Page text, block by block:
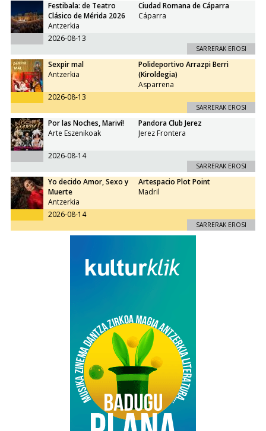
Festibala: de Teatro
Clásico de Mérida 2026
Antzerkia
Ciudad Romana de Cáparra
Cáparra
2026-08-13
SARRERAK EROSI
Sexpir mal
Antzerkia
Polideportivo Arrazpi Berri
(Kiroldegia)
Asparrena
2026-08-13
SARRERAK EROSI
Por las Noches, Mariví!
Arte Eszenikoak
Pandora Club Jerez
Jerez Frontera
2026-08-14
SARRERAK EROSI
Yo decido Amor, Sexo y
Muerte
Antzerkia
Artespacio Plot Point
Madril
2026-08-14
SARRERAK EROSI